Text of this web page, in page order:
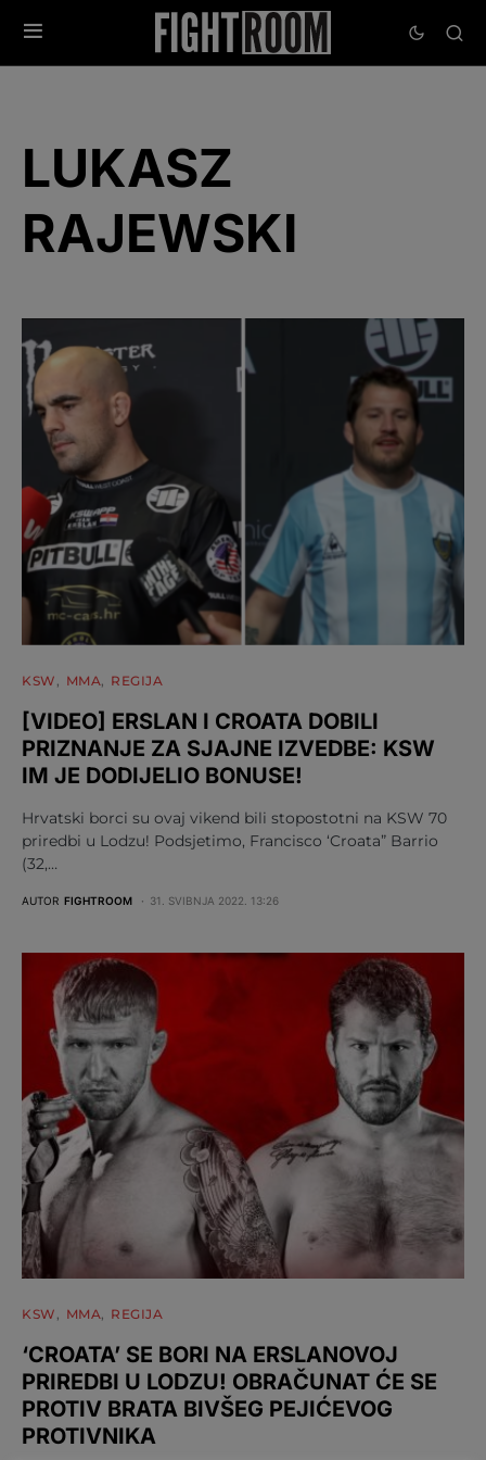
LUKASZ
RAJEWSKI
KSW MMA REGIJA
[VIDEO] ERSLAN I CROATA DOBILI
PRIZNANJE ZA SJAJNE IZVEDBE: KSW
IM JE DODIJELIO BONUSE!
Hrvatski borci su ovaj vikend bili stopostotni na KSW 70
priredbi u Lodzu! Podsjetimo, Francisco ‘Croata” Barrio
(32,…
AUTOR FIGHTROOM 31. SVIBNJA 2022. 13:26
KSW MMA REGIJA
‘CROATA’ SE BORI NA ERSLANOVOJ
PRIREDBI U LODZU! OBRAČUNAT ĆE SE
PROTIV BRATA BIVŠEG PEJIĆEVOG
PROTIVNIKA